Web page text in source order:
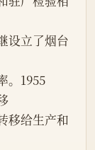
设立了烟台
。1955
移给生产和